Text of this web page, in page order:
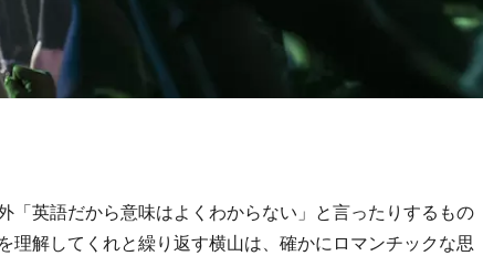
「英語だから意味はよくわからない」と言ったりするもの
理解してくれと繰り返す横山は、確かにロマンチックな思